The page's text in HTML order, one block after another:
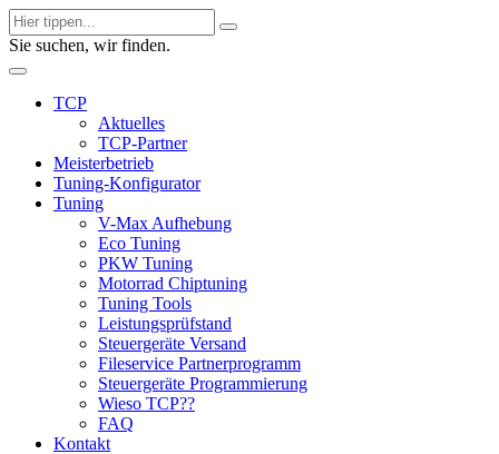
Sie suchen, wir finden.
TCP
Aktuelles
TCP-Partner
Meisterbetrieb
Tuning-Konfigurator
Tuning
V-Max Aufhebung
Eco Tuning
PKW Tuning
Motorrad Chiptuning
Tuning Tools
Leistungsprüfstand
Steuergeräte Versand
Fileservice Partnerprogramm
Steuergeräte Programmierung
Wieso TCP??
FAQ
Kontakt